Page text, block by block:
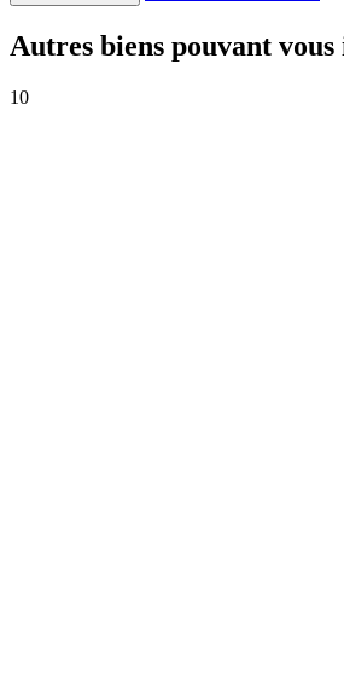
Autres biens pouvant vous
10